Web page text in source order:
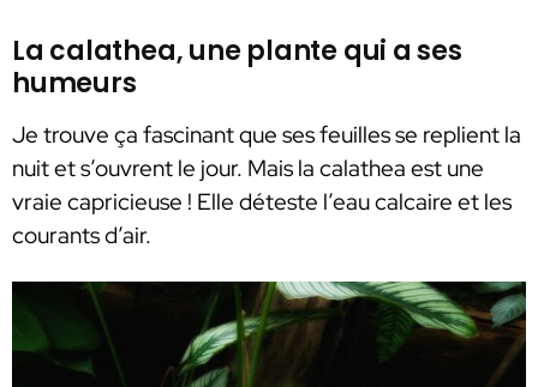
La calathea, une plante qui a ses
humeurs
Je trouve ça fascinant que ses feuilles se replient la
nuit et s’ouvrent le jour. Mais la calathea est une
vraie capricieuse ! Elle déteste l’eau calcaire et les
courants d’air.